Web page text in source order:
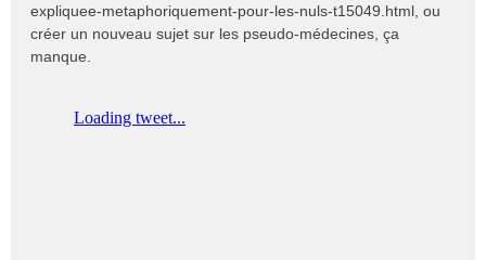
n
l
u
expliquee-metaphoriquement-pour-les-nuls-t15049.html , ou
créer un nouveau sujet sur les pseudo-médecines, ça
manque.